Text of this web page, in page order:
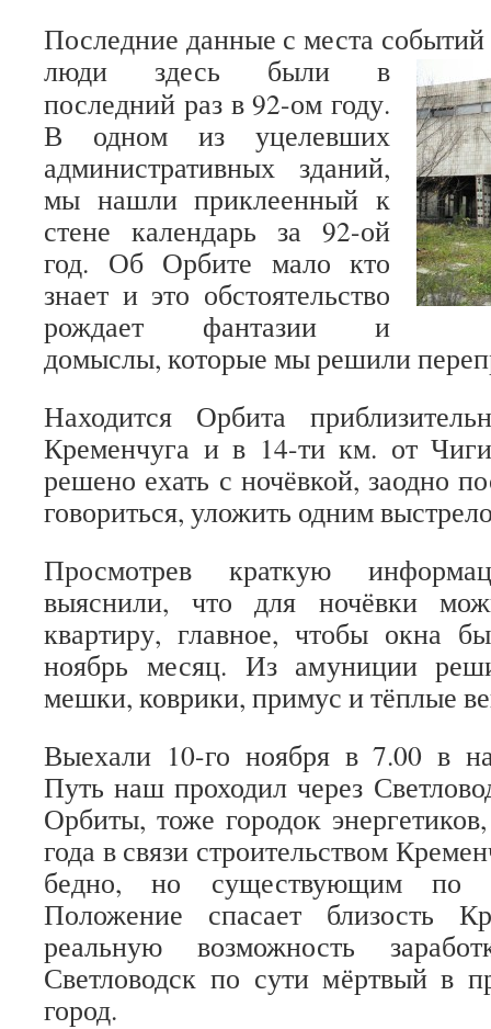
Последние данные с места событий
люди здесь были в
последний раз в 92-ом году.
В одном из уцелевших
административных зданий,
мы нашли приклеенный к
стене календарь за 92-ой
год. Об Орбите мало кто
знает и это обстоятельство
рождает фантазии и
домыслы, которые мы решили
Находится Орбита
Кременчуга и в 14-ти км. от
решено ехать с ночёвкой, заодно
говориться, уложить одним
Просмотрев краткую
выяснили, что для ночёвки
квартиру, главное, чтобы окна
ноябрь месяц. Из амуниции
мешки, коврики, примус и тёплые
Выехали 10-го ноября в 7.00 в
Путь наш проходил через
Орбиты, тоже городок
года в связи строительством
бедно, но существующим по
Положение спасает близость
реальную возможность
Светловодск по сути мёртвый в
город.